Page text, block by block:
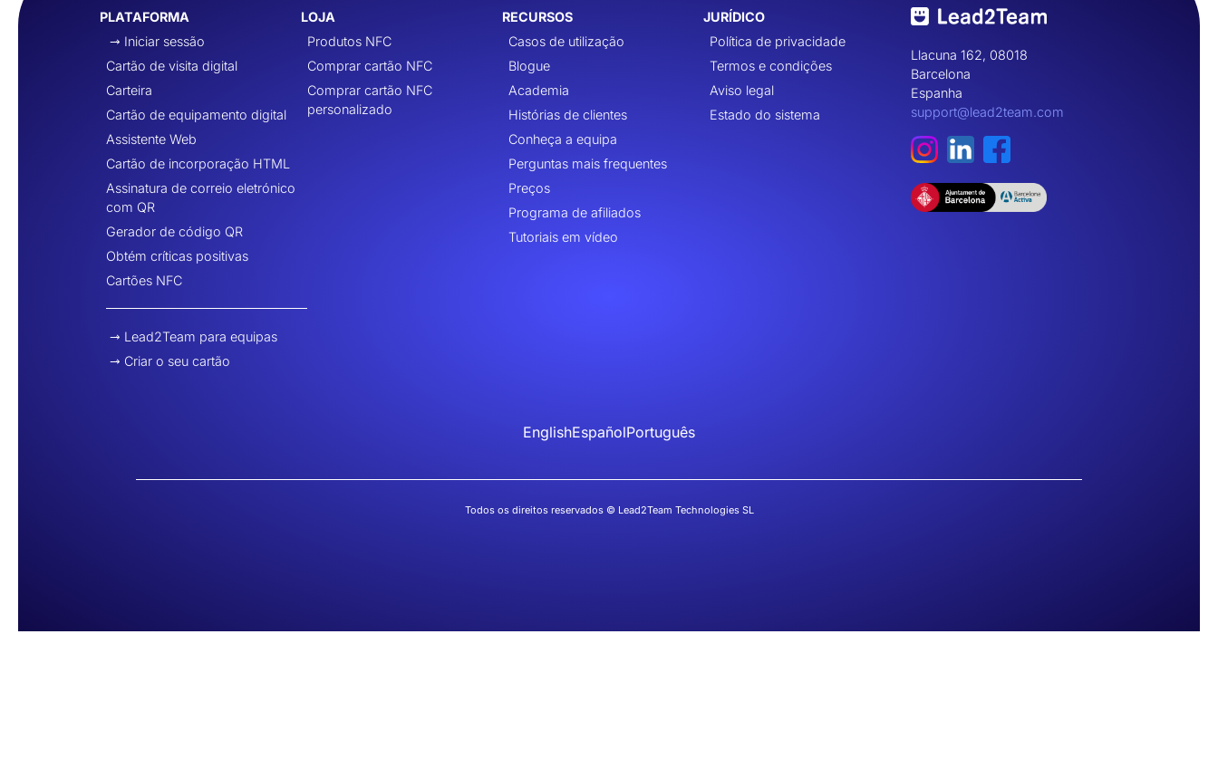
PLATAFORMA
Iniciar sessão
Cartão de visita digital
Carteira
Cartão de equipamento digital
Assistente Web
Cartão de incorporação HTML
Assinatura de correio eletrónico
com QR
Gerador de código QR
Obtém críticas positivas
Cartões NFC
Lead2Team para equipas
Criar o seu cartão
LOJA
Produtos NFC
Comprar cartão NFC
Comprar cartão NFC
personalizado
RECURSOS
Casos de utilização
Blogue
Academia
Histórias de clientes
Conheça a equipa
Perguntas mais frequentes
Preços
Programa de afiliados
Tutoriais em vídeo
JURÍDICO
Política de privacidade
Termos e condições
Aviso legal
Estado do sistema
Llacuna 162, 08018
Barcelona
Espanha
support@lead2team.com
EnglishEspañolPortuguês
Todos os direitos reservados © Lead2Team Technologies SL